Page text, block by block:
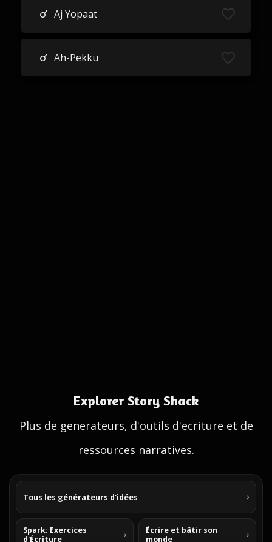
Aj Yopaat
Ah-Pekku
Explorer Story Shack
Plus de generateurs, d'outils d'ecriture et de
ressources narratives.
Tous les générateurs d'idées
Spark: Exercices
d'Écriture
Écrire et bâtir son
monde